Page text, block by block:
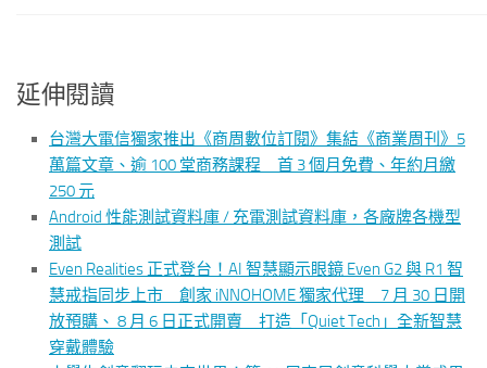
延伸閱讀
台灣大電信獨家推出《商周數位訂閱》集結《商業周刊》5
萬篇文章、逾 100 堂商務課程 首 3 個月免費、年約月繳
250 元
Android 性能測試資料庫 / 充電測試資料庫，各廠牌各機型
測試
Even Realities 正式登台！AI 智慧顯示眼鏡 Even G2 與 R1 智
慧戒指同步上市 創家 iNNOHOME 獨家代理 7 月 30 日開
放預購、 8 月 6 日正式開賣 打造「Quiet Tech」全新智慧
穿戴體驗